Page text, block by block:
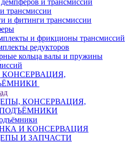
и трансмиссий
трансмиссии
и фитинги трансмиссии
и фрикционы трансмиссий
редукторов
кольца валы и пружины
КОНСЕРВАЦИЯ,
И КОНСЕРВАЦИЯ
И ЗАПЧАСТИ